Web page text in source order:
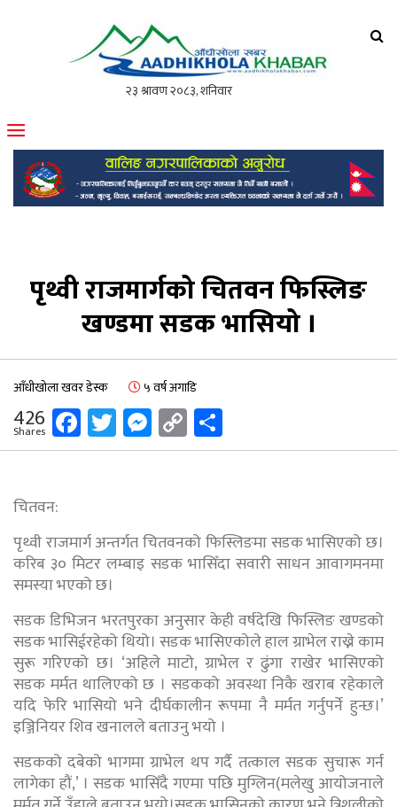
मोफसलकै लोकप्रिय अनलाइन पत्रिका
पृथ्वी राजमार्गको चितवन फिस्लिङ
खण्डमा सडक भासियो ।
आँधीखोला खवर डेस्क ५ वर्ष अगाडि
426
Shares Facebook
Twitter
Messenger
Copy
Link
चितवन:
पृथ्वी राजमार्ग अन्तर्गत चितवनको फिस्लिङमा सडक भासिएको छ।
करिब ३० मिटर लम्बाइ सडक भासिँदा सवारी साधन आवागमनमा
समस्या भएको छ।
सडक डिभिजन भरतपुरका अनुसार केही वर्षदेखि फिस्लिङ खण्डको
सडक भासिईरहेको थियो। सडक भासिएकोले हाल ग्राभेल राख्ने काम
सुरू गरिएको छ। ‘अहिले माटो, ग्राभेल र ढुंगा राखेर भासिएको
सडक मर्मत थालिएको छ । सडकको अवस्था निकै खराब रहेकाले
यदि फेरि भासियो भने दीर्घकालीन रूपमा नै मर्मत गर्नुपर्ने हुन्छ।’
इञ्जिनियर शिव खनालले बताउनु भयो ।
सडकको दबेको भागमा ग्राभेल थप गर्दै तत्काल सडक सुचारू गर्न
लागेका हौं,’ । सडक भासिँदै गएमा पछि मुग्लिन(मलेखु आयोजनाले